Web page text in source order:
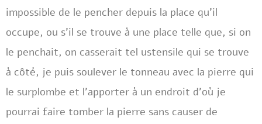
impossible de le pencher depuis la place qu’il
occupe, ou s’il se trouve à une place telle que, si on
le penchait, on casserait tel ustensile qui se trouve
à côté, je puis soulever le tonneau avec la pierre qui
le surplombe et l’apporter à un endroit d’où je
pourrai faire tomber la pierre sans causer de